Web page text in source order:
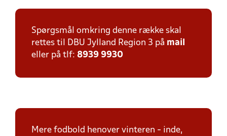
Spørgsmål omkring denne række skal
rettes til DBU Jylland Region 3 på mail
eller på tlf: 8939 9930
Mere fodbold henover vinteren - inde,